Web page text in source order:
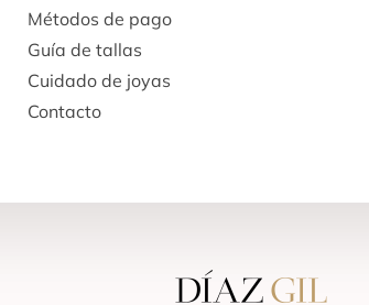
Métodos de pago
Guía de tallas
Cuidado de joyas
Contacto